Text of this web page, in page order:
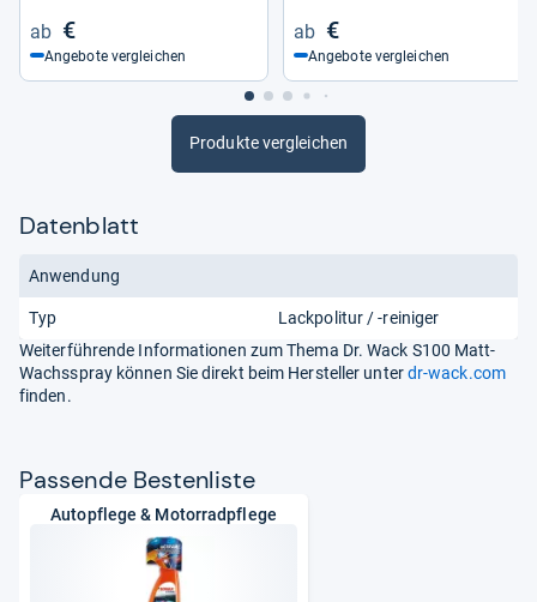
€
Angebote vergleichen
€
Angebote vergleichen
Produkte vergleichen
Datenblatt
Anwendung
Typ
Lackpolitur / -reiniger
Weiterführende Informationen zum Thema Dr. Wack S100 Matt-
Wachsspray können Sie direkt beim Hersteller unterdr-wack.com
finden.
Pas­sende Bes­ten­liste
Autopflege & Motorradpflege